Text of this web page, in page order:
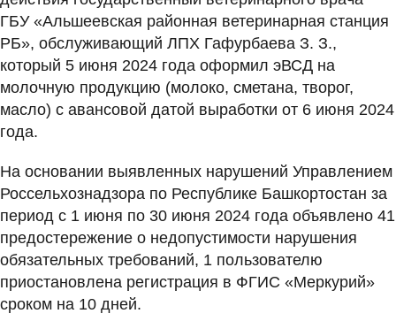
ГБУ «Альшеевская районная ветеринарная станция
РБ», обслуживающий ЛПХ Гафурбаева З. З.,
который 5 июня 2024 года оформил эВСД на
молочную продукцию (молоко, сметана, творог,
масло) с авансовой датой выработки от 6 июня 2024
года.
На основании выявленных нарушений Управлением
Россельхознадзора по Республике Башкортостан за
период с 1 июня по 30 июня 2024 года объявлено 41
предостережение о недопустимости нарушения
обязательных требований, 1 пользователю
приостановлена регистрация в ФГИС «Меркурий»
сроком на 10 дней.